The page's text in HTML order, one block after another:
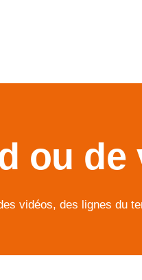
ou de
vidéos, des lignes du